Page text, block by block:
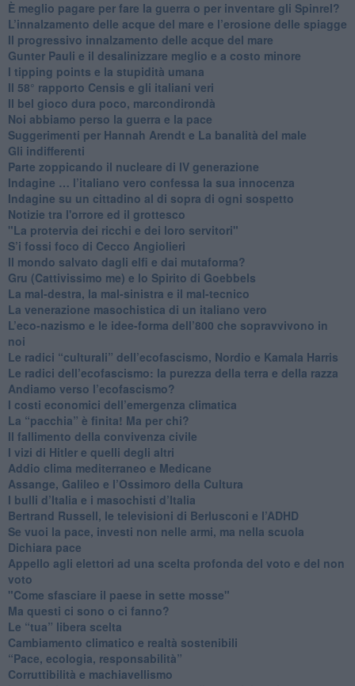
È meglio pagare per fare la guerra o per inventare gli Spinrel?
​L’innalzamento delle acque del mare e l’erosione delle spiagge
​Il progressivo innalzamento delle acque del mare
​Gunter Pauli e il desalinizzare meglio e a costo minore
I tipping points e la stupidità umana
​Il 58° rapporto Censis e gli italiani veri
​Il bel gioco dura poco, marcondirondà
Noi abbiamo perso la guerra e la pace
Suggerimenti per Hannah Arendt e La banalità del male
​Gli indifferenti
Parte zoppicando il nucleare di IV generazione
​Indagine … l’italiano vero confessa la sua innocenza
Indagine su un cittadino al di sopra di ogni sospetto
Notizie tra l'orrore ed il grottesco
"La protervia dei ricchi e dei loro servitori"
S’i fossi foco di Cecco Angiolieri
​Il mondo salvato dagli elfi e dai mutaforma?
Gru (Cattivissimo me) e lo Spirito di Goebbels
​La mal-destra, la mal-sinistra e il mal-tecnico
​La venerazione masochistica di un italiano vero
​L’eco-nazismo e le idee-forma dell’800 che sopravvivono in
noi
​Le radici “culturali” dell’ecofascismo, Nordio e Kamala Harris
Le radici dell’ecofascismo: la purezza della terra e della razza
Andiamo verso l’ecofascismo?
I costi economici dell’emergenza climatica
​La “pacchia” è finita! Ma per chi?
​Il fallimento della convivenza civile
​I vizi di Hitler e quelli degli altri
Addio clima mediterraneo e Medicane
​Assange, Galileo e l’Ossimoro della Cultura
​I bulli d’Italia e i masochisti d’Italia
​Bertrand Russell, le televisioni di Berlusconi e l’ADHD
​Se vuoi la pace, investi non nelle armi, ma nella scuola
​Dichiara pace
​Appello agli elettori ad una scelta profonda del voto e del non
voto
"Come sfasciare il paese in sette mosse"
​Ma questi ci sono o ci fanno?
​Le “tua” libera scelta
Cambiamento climatico e realtà sostenibili
“Pace, ecologia, responsabilità”
​Corruttibilità e machiavellismo